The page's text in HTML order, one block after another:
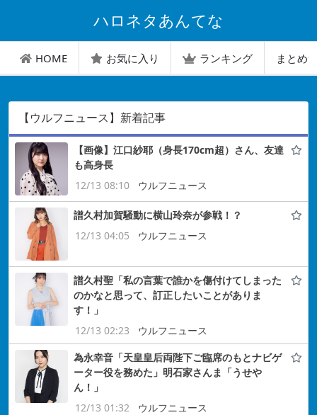
ハロネタあんてな
HOME お気に入り ランキング まとめ
【ウルフニュース】新着記事
【画像】江口紗耶（身長170cm超）さん、友達
も高身長
12/13 08:10
ウルフニュース
譜久村加賀騒動に横山玲奈が参戦！？
12/13 04:05
ウルフニュース
譜久村聖「私の言葉で誰かを傷付けてしまった
のかなと思って、訂正したいことがありま
す！」
12/13 02:23
ウルフニュース
為永幸音「天皇皇后両陛下ご臨席のもとナビゲ
ーター役を務めた」明石家さんま「うせや
ん！」
12/13 01:32
ウルフニュース